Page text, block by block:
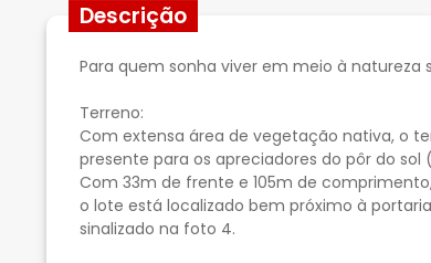
Descrição
Para quem sonha viver em meio à natureza
Terreno:
Com extensa área de vegetação nativa, o
presente para os apreciadores do pôr do sol
Com 33m de frente e 105m de
o lote está localizado bem próximo à
sinalizado na foto 4.